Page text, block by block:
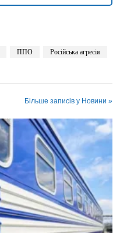
ППО
Російська агресія
Більше записів у Новини »